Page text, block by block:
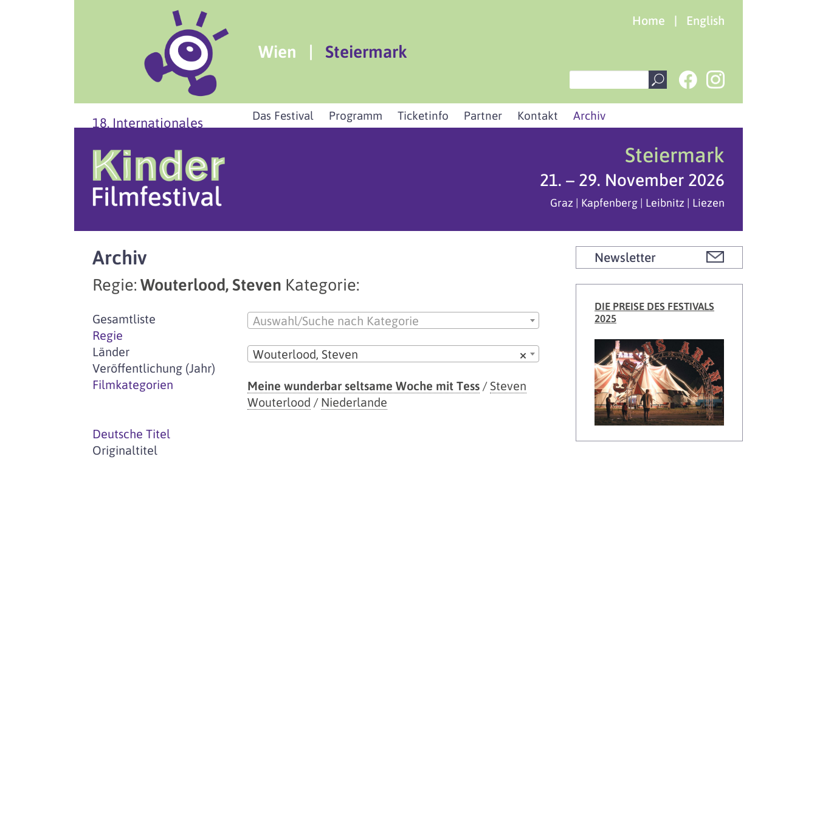
Home | English
Wien | Steiermark
18. Internationales Das Festival Programm Ticketinfo Partner Kontakt Archiv
Steiermark
21. – 29. November 2026
Graz | Kapfenberg | Leibnitz | Liezen
Archiv
Regie: Wouterlood, Steven Kategorie:
Gesamtliste
Regie
Länder
Veröffentlichung (Jahr)
Filmkategorien
Deutsche Titel
Originaltitel
Auswahl/Suche nach Kategorie
×
Wouterlood, Steven
Meine wunderbar seltsame Woche mit Tess / Steven
Wouterlood / Niederlande
Newsletter
DIE PREISE DES FESTIVALS
2025